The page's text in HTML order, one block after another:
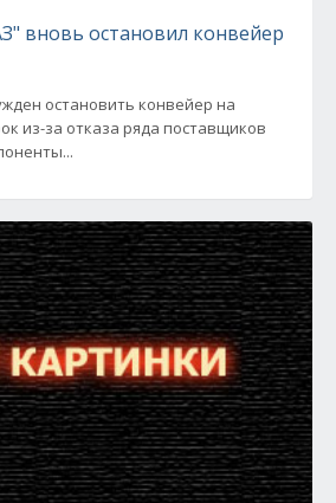
вновь остановил конвейер
остановить конвейер на
из-за отказа ряда поставщиков